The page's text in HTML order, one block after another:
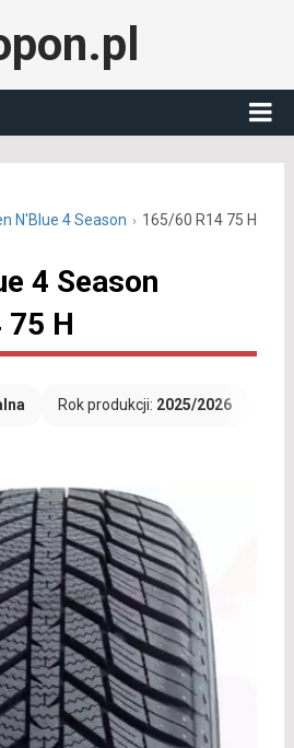
N'Blue 4 Season 165/60 R14 75 H
4 Season
75 H
Rok produkcji: 2025/2026